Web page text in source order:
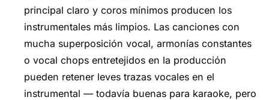
principal claro y coros mínimos producen los
instrumentales más limpios. Las canciones con
mucha superposición vocal, armonías constantes
o vocal chops entretejidos en la producción
pueden retener leves trazas vocales en el
instrumental — todavía buenas para karaoke, pero